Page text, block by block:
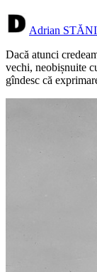
Adrian
Dacă atunci
vechi, neobișnuite
gîndesc că